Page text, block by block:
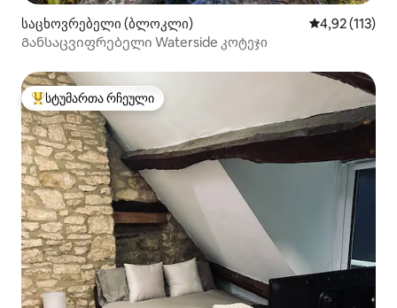
საცხოვრებელი (ბლოკლი) საშუალო
4,92 (113)
Განსაცვიფრებელი Waterside კოტეჯი
სტუმართა რჩეული მოწინავე ვარიანტი
სტუმართა რჩეული